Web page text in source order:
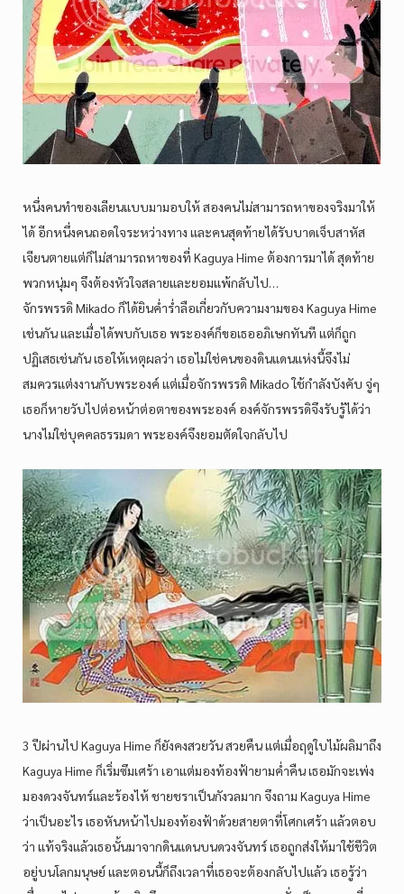
หนึ่งคนทำของเลียนแบบมามอบให้ สองคนไม่สามารถหาของจริงมาให้
ได้ อีกหนึ่งคนถอดใจระหว่างทาง และคนสุดท้ายได้รับบาดเจ็บสาหัส
เจียนตายแต่ก็ไม่สามารถหาของที่ Kaguya Hime ต้องการมาได้ สุดท้าย
พวกหนุ่มๆ จึงต้องหัวใจสลายและยอมแพ้กลับไป…
จักรพรรดิ Mikado ก็ได้ยินค่ำร่ำลือเกี่ยวกับความงามของ Kaguya Hime
เช่นกัน และเมื่อได้พบกับเธอ พระองค์ก็ขอเธออภิเษกทันที แต่ก็ถูก
ปฏิเสธเช่นกัน เธอให้เหตุผลว่า เธอไม่ใช่คนของดินแดนแห่งนี้จึงไม่
สมควรแต่งงานกับพระองค์ แต่เมื่อจักรพรรดิ Mikado ใช้กำลังบังคับ จู่ๆ
เธอก็หายวับไปต่อหน้าต่อตาของพระองค์ องค์จักรพรรดิจึงรับรู้ได้ว่า
นางไม่ใช่บุคคลธรรมดา พระองค์จึงยอมตัดใจกลับไป
3 ปีผ่านไป Kaguya Hime ก็ยังคงสวยวัน สวยคืน แต่เมื่อฤดูใบไม้ผลิมาถึง
Kaguya Hime ก็เริ่มซึมเศร้า เอาแต่มองท้องฟ้ายามค่ำคืน เธอมักจะเพ่ง
มองดวงจันทร์และร้องไห้ ชายชราเป็นกังวลมาก จึงถาม Kaguya Hime
ว่าเป็นอะไร เธอหันหน้าไปมองท้องฟ้าด้วยสายตาที่โศกเศร้า แล้วตอบ
ว่า แท้จริงแล้วเธอนั้นมาจากดินแดนบนดวงจันทร์ เธอถูกส่งให้มาใช้ชีวิต
อยู่บนโลกมนุษย์ และตอนนี้ก็ถึงเวลาที่เธอจะต้องกลับไปแล้ว เธอรู้ว่า